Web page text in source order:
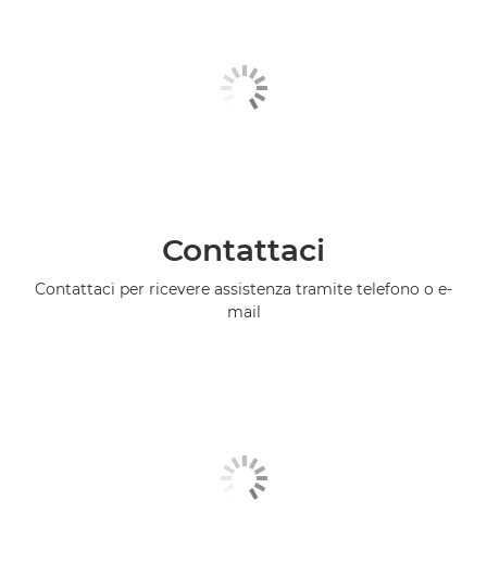
Contattaci
Contattaci per ricevere assistenza tramite telefono o e-
mail